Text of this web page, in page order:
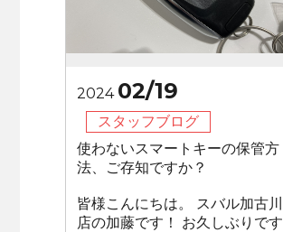
2024 02/19
スタッフブログ
使わないスマートキーの保管方
法、ご存知ですか？
皆様こんにちは。 スバル加古川
店の加藤です！ お久しぶりです